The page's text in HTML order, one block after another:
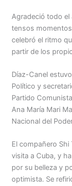
Agradeció todo el
tensos
celebró el ritmo
partir de los
Díaz-Canel
Político y
Partido
Ana María Mari
Nacional del
El compañero
visita a Cuba, y
por su belleza y
optimista. Se